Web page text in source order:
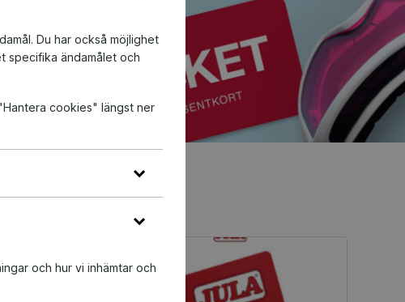
Du har också möjlighet
specifika ändamålet och
cookies" längst ner
och hur vi inhämtar och